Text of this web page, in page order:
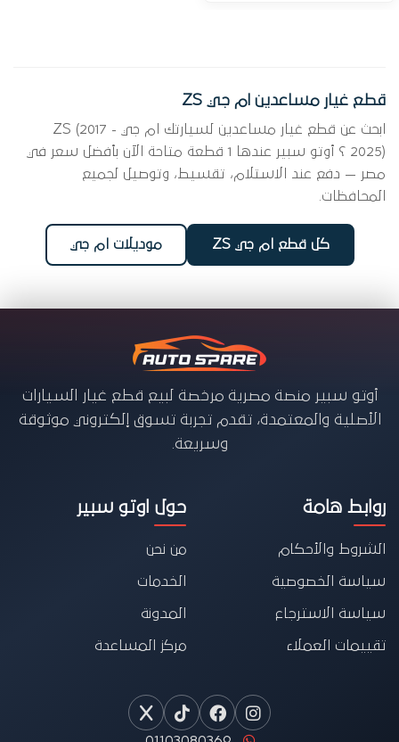
قطع غيار مساعدين ام جي ZS
ابحث عن قطع غيار مساعدين لسيارتك ام جي ZS (2017 -
2025) ؟ أوتو سبير عندها 1 قطعة متاحة الآن بأفضل سعر في
مصر — دفع عند الاستلام، تقسيط، وتوصيل لجميع
المحافظات.
كل قطع ام جي ZS موديلات ام جي
أوتو سبير منصة مصرية مرخصة لبيع قطع غيار السيارات
الأصلية والمعتمدة، تقدم تجربة تسوق إلكتروني موثوقة
وسريعة.
روابط هامة
الشروط والأحكام
سياسة الخصوصية
سياسة الاسترجاع
تقييمات العملاء
حول اوتو سبير
من نحن
الخدمات
المدونة
مركز المساعدة